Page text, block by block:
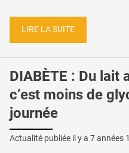
LIRE LA SUITE
DIABÈTE : Du lait
c’est moins de
journée
Actualité publiée il y a 7 années